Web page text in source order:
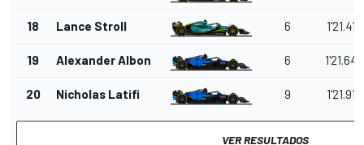
18 Lance Stroll 6 1'21.418
19 Alexander Albon 6 1'21.645
20 Nicholas Latifi 9 1'21.915
VER RESULTADOS